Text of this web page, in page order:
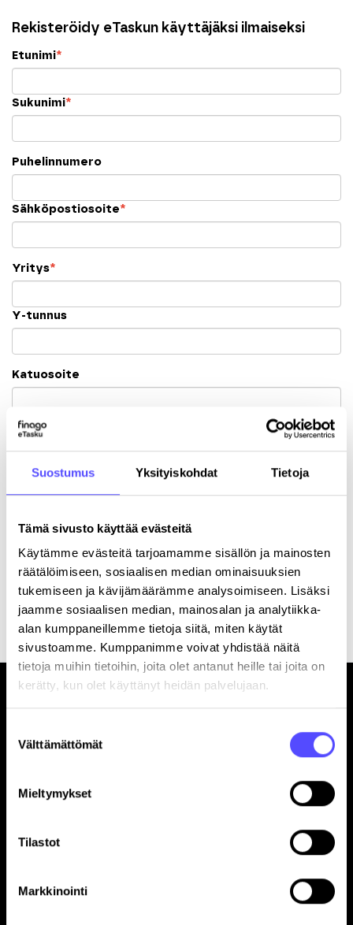
Suostumus Yksityiskohdat Tietoja
Tämä sivusto käyttää evästeitä
Käytämme evästeitä tarjoamamme sisällön ja mainosten
räätälöimiseen, sosiaalisen median ominaisuuksien
tukemiseen ja kävijämäärämme analysoimiseen. Lisäksi
jaamme sosiaalisen median, mainosalan ja analytiikka-
alan kumppaneillemme tietoja siitä, miten käytät
sivustoamme. Kumppanimme voivat yhdistää näitä
tietoja muihin tietoihin, joita olet antanut heille tai joita on
kerätty, kun olet käyttänyt heidän palvelujaan.
valinta
Välttämättömät
Mieltymykset
Tilastot
Markkinointi
Rekisteröidy eTaskun käyttäjäksi ilmaiseksi
Etunimi*
Sukunimi*
Puhelinnumero
Sähköpostiosoite*
Yritys*
Y-tunnus
Katuosoite
Postinumero
Kaupunki
Rekisteröitymällä hyväksyt palvelunkäyttöehdot.
Etusivu
Tilitoimistoille
Yhteystiedot